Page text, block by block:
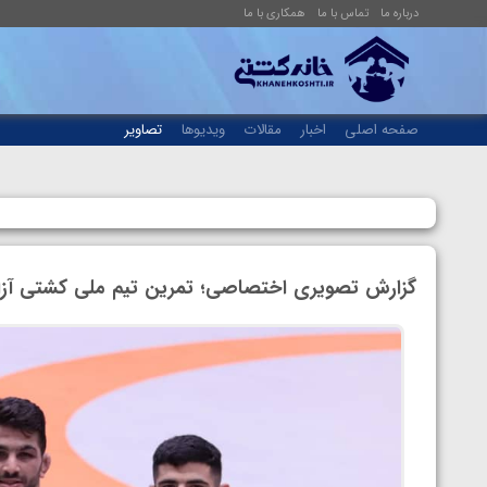
درباره ما تماس با ما همکاری با ما
صفحه اصلی اخبار مقالات ویدیوها تصاویر
گزارش تصویری اختصاصی؛ تمرین تیم ملی کشتی